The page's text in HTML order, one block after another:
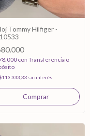
Tommy Hilfiger -
con Transferencia o
$113.333,33 sin interés